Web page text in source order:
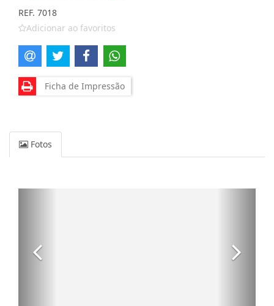
REF. 7018
Adicionar ao favoritos
Ficha de Impressão
Fotos